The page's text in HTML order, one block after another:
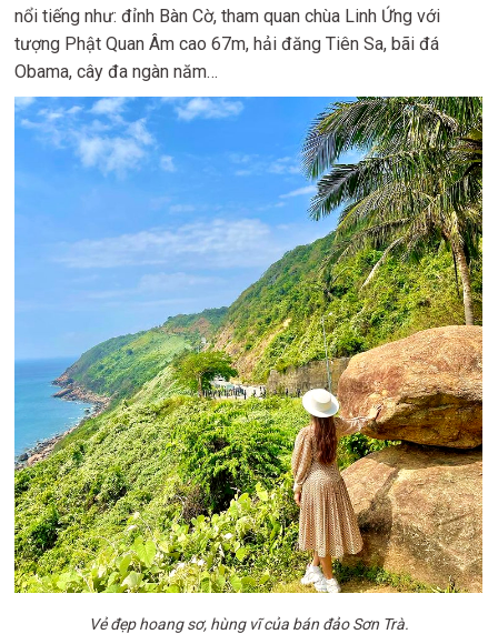
nổi tiếng như: đỉnh Bàn Cờ, tham quan chùa Linh Ứng với
tượng Phật Quan Âm cao 67m, hải đăng Tiên Sa, bãi đá
Obama, cây đa ngàn năm…
Vẻ đẹp hoang sơ, hùng vĩ của bán đảo Sơn Trà.